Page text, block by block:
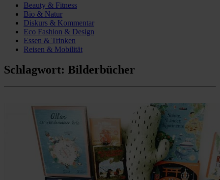
Beauty & Fitness
Bio & Natur
Diskurs & Kommentar
Eco Fashion & Design
Essen & Trinken
Reisen & Mobilität
Schlagwort: Bilderbücher